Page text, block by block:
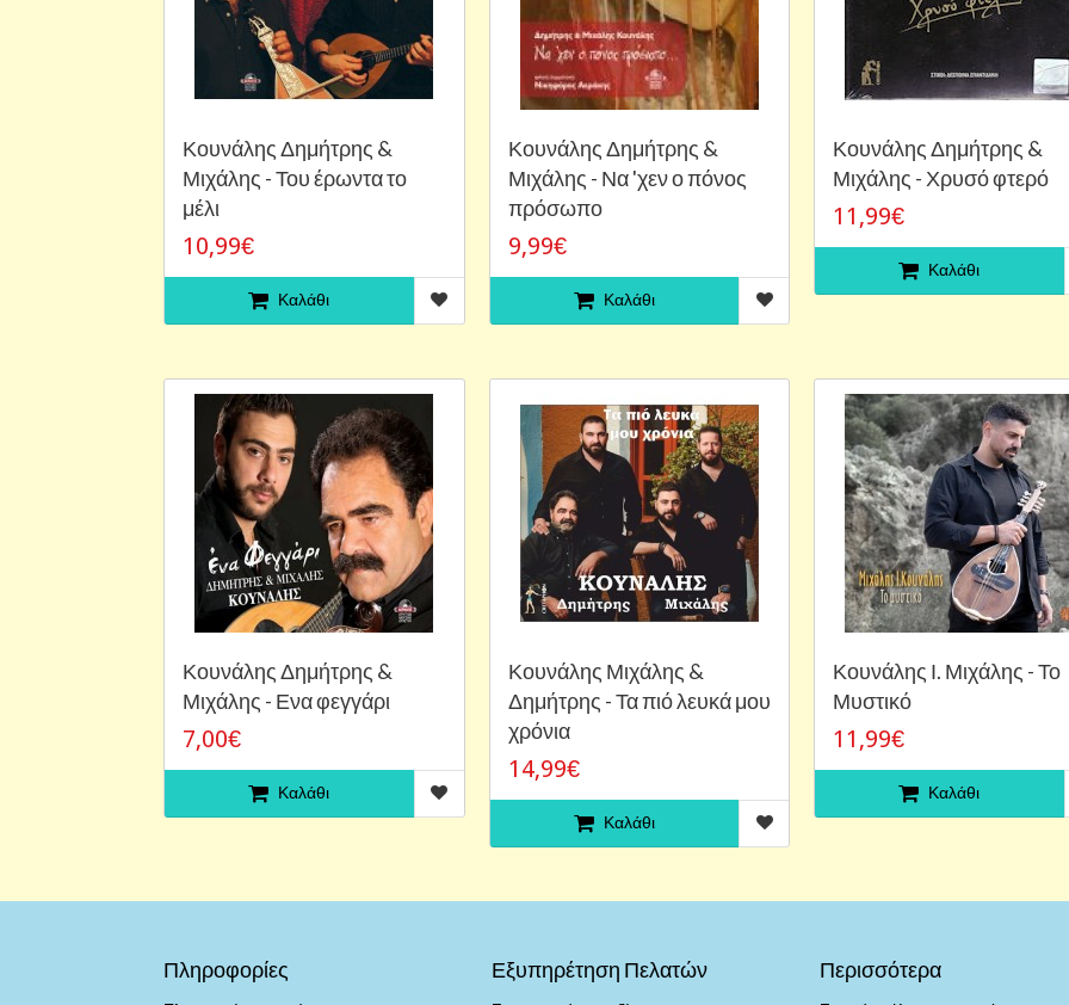
Κουνάλης Δημήτρης &
Μιχάλης - Του έρωντα το
μέλι
10,99€
Καλάθι
Κουνάλης Δημήτρης &
Μιχάλης - Να 'χεν ο πόνος
πρόσωπο
9,99€
Καλάθι
Κουνάλης Δημήτρης &
Μιχάλης - Χρυσό φτερό
11,99€
Καλάθι
Κουνάλης Δημήτρης &
Μιχάλης - Ενα φεγγάρι
7,00€
Καλάθι
Κουνάλης Μιχάλης &
Δημήτρης - Τα πιό λευκά μου
χρόνια
14,99€
Καλάθι
Κουνάλης Ι. Μιχάλης - Το
Μυστικό
11,99€
Καλάθι
Πληροφορίες Εξυπηρέτηση Πελατών Περισσότερα